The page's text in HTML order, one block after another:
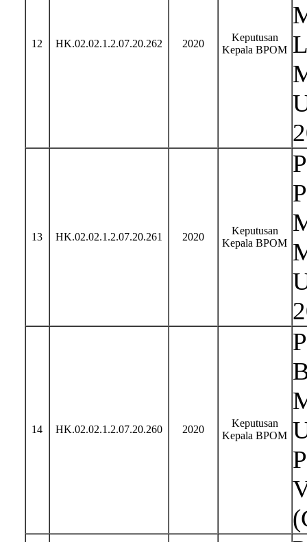
12 HK.02.02.1.2.07.20.262 2020
Keputusan
Kepala BPOM
13 HK.02.02.1.2.07.20.261 2020
Keputusan
Kepala BPOM
14 HK.02.02.1.2.07.20.260 2020
Keputusan
Kepala BPOM